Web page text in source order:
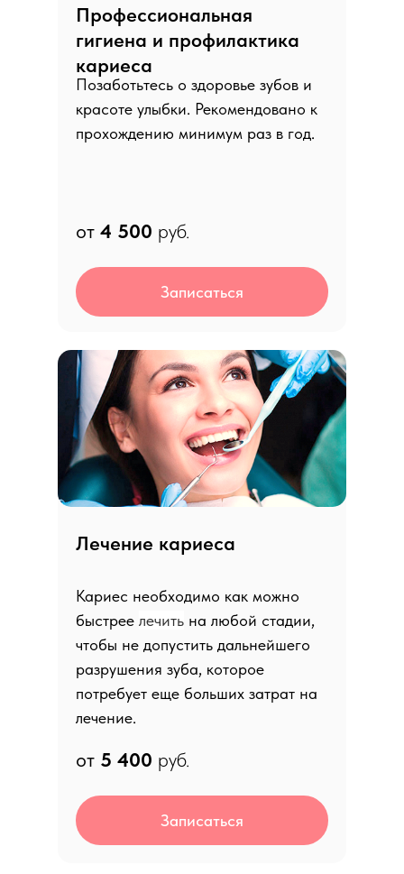
Кариес необходимо как можно
быстрее лечить на любой стадии,
чтобы не допустить дальнейшего
разрушения зуба, которое
потребует еще больших затрат на
лечение.
от 5 400 руб.
Записаться
Лечение кариеса
Позаботьтесь о здоровье зубов и
красоте улыбки. Рекомендовано к
прохождению минимум раз в год.
от 4 500 руб.
Записаться
Профессиональная
гигиена и профилактика
кариеса